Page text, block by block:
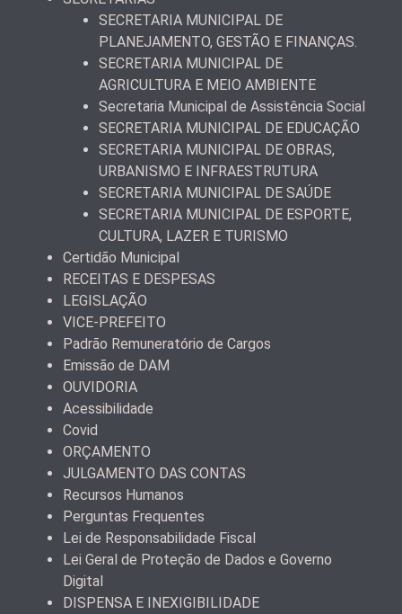
SECRETARIA MUNICIPAL DE
PLANEJAMENTO, GESTÃO E FINANÇAS.
SECRETARIA MUNICIPAL DE
AGRICULTURA E MEIO AMBIENTE
Secretaria Municipal de Assistência Social
SECRETARIA MUNICIPAL DE EDUCAÇÃO
SECRETARIA MUNICIPAL DE OBRAS,
URBANISMO E INFRAESTRUTURA
SECRETARIA MUNICIPAL DE SAÚDE
SECRETARIA MUNICIPAL DE ESPORTE,
CULTURA, LAZER E TURISMO
Certidão Municipal
RECEITAS E DESPESAS
LEGISLAÇÃO
VICE-PREFEITO
Padrão Remuneratório de Cargos
Emissão de DAM
OUVIDORIA
Acessibilidade
Covid
ORÇAMENTO
JULGAMENTO DAS CONTAS
Recursos Humanos
Perguntas Frequentes
Lei de Responsabilidade Fiscal
Lei Geral de Proteção de Dados e Governo
Digital
DISPENSA E INEXIGIBILIDADE